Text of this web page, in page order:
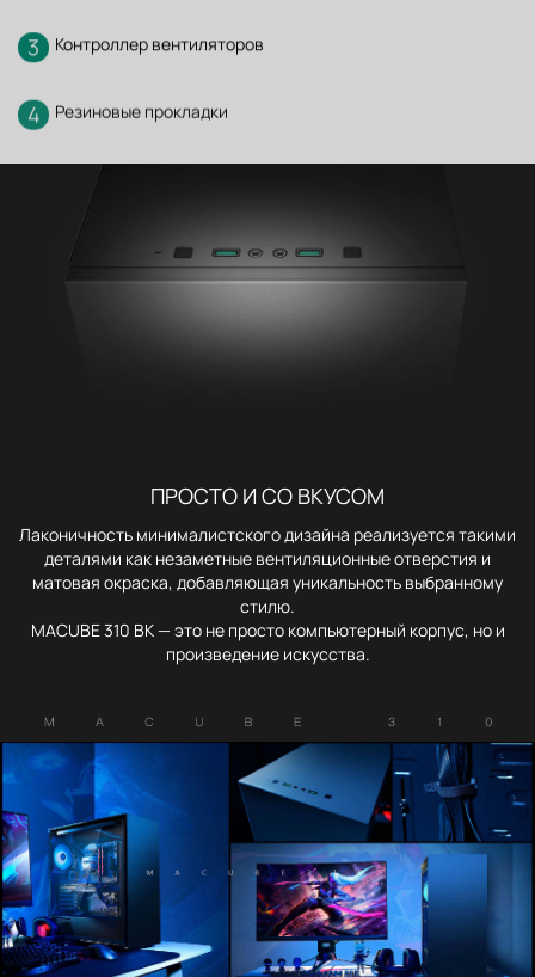
3 Контроллер вентиляторов
4 Резиновые прокладки
ПРОСТО И СО ВКУСОМ
Лаконичность минималистского дизайна реализуется такими
деталями как незаметные вентиляционные отверстия и
матовая окраска, добавляющая уникальность выбранному
стилю.
MACUBE 310 BK — это не просто компьютерный корпус, но и
произведение искусства.